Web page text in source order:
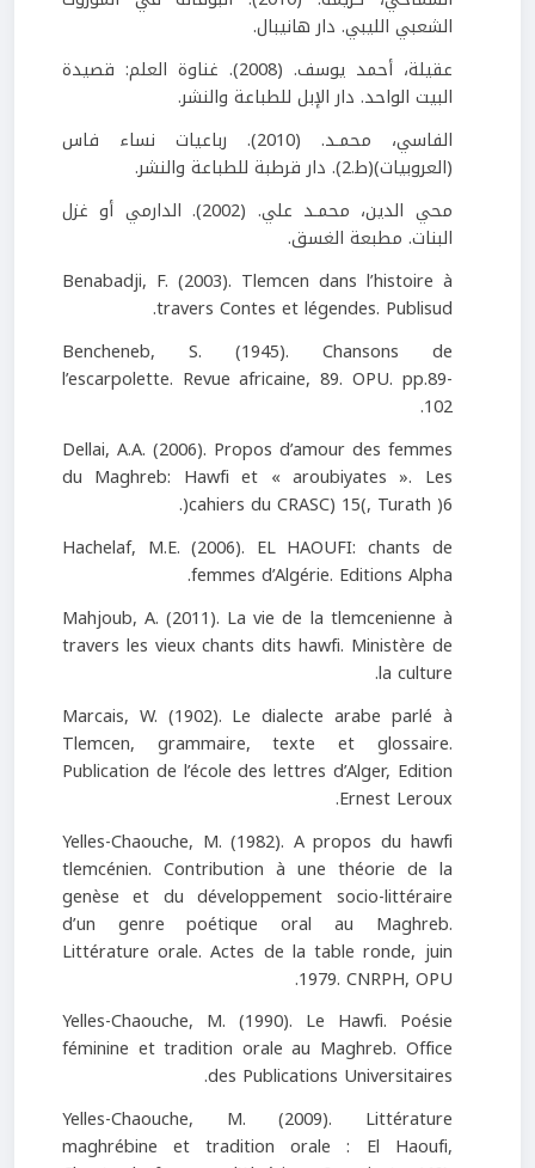
الشعبي الليبي. دار هانيبال.
عقيلة، أحمد يوسف. (2008). غناوة العلم: قصيدة
البيت الواحد. دار الإبل للطباعة والنشر.
الفاسي، محمـد. (2010). رباعيات نساء فاس
(العروبيات)(ط.2). دار قرطبة للطباعة والنشر.
محي الدين، محمـد علي. (2002). الدارمي أو غزل
البنات. مطبعة الغسق.
Benabadji, F. (2003). Tlemcen dans l’histoire à
travers Contes et légendes. Publisud.
Bencheneb, S. (1945). Chansons de
l’escarpolette. Revue africaine, 89. OPU. pp.89-
102.
Dellai, A.A. (2006). Propos d’amour des femmes
du Maghreb: Hawfi et « aroubiyates ». Les
cahiers du CRASC) 15(, Turath )6(.
Hachelaf, M.E. (2006). EL HAOUFI: chants de
femmes d’Algérie. Editions Alpha.
Mahjoub, A. (2011). La vie de la tlemcenienne à
travers les vieux chants dits hawfi. Ministère de
la culture.
Marcais, W. (1902). Le dialecte arabe parlé à
Tlemcen, grammaire, texte et glossaire.
Publication de l’école des lettres d’Alger, Edition
Ernest Leroux.
Yelles-Chaouche, M. (1982). A propos du hawfi
tlemcénien. Contribution à une théorie de la
genèse et du développement socio-littéraire
d’un genre poétique oral au Maghreb.
Littérature orale. Actes de la table ronde, juin
1979. CNRPH, OPU.
Yelles-Chaouche, M. (1990). Le Hawfi. Poésie
féminine et tradition orale au Maghreb. Office
des Publications Universitaires.
Yelles-Chaouche, M. (2009). Littérature
maghrébine et tradition orale : El Haoufi,